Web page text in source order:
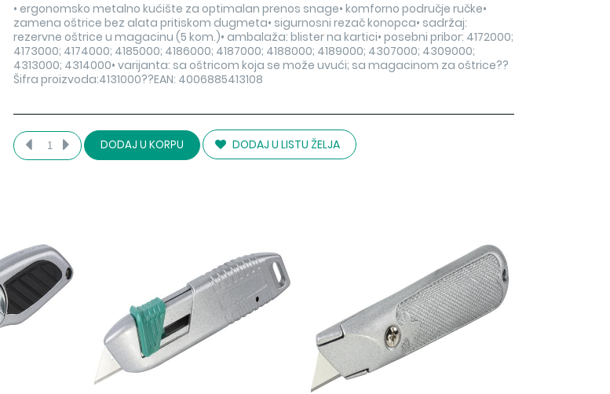
• ergonomsko metalno kućište za optimalan prenos snage• komforno područje ručke•
zamena oštrice bez alata pritiskom dugmeta• sigurnosni rezač konopca• sadržaj:
rezervne oštrice u magacinu (5 kom.)• ambalaža: blister na kartici• posebni pribor: 4172000;
4173000; 4174000; 4185000; 4186000; 4187000; 4188000; 4189000; 4307000; 4309000;
4313000; 4314000• varijanta: sa oštricom koja se može uvući; sa magacinom za oštrice??
Šifra proizvoda:4131000??EAN: 4006885413108
DODAJ U KORPU DODAJ U LISTU ŽELJA